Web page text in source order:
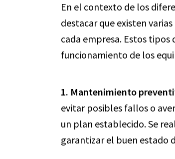
En el contexto de los
destacar que existen
cada empresa. Estos
funcionamiento de los
1. Mantenimiento
evitar posibles fallos o
un plan establecido. Se
garantizar el buen estado